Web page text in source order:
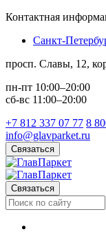
Контактная
Санкт-
просп. Славы, 12,
пн-пт 10:00–20:00
сб-вс 11:00–20:00
+7 812 337 07 77 8
info@glavparket.ru
Связаться
Связаться